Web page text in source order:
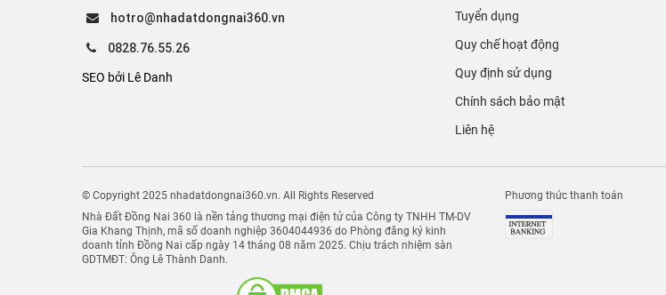
hotro@nhadatdongnai360.vn
0828.76.55.26
SEO bởi Lê Danh
Tuyển dụng
Quy chế hoạt động
Quy định sử dụng
Chính sách bảo mật
Liên hệ
© Copyright 2025 nhadatdongnai360.vn. All Rights Reserved
Nhà Đất Đồng Nai 360 là nền tảng thương mại điện tử của Công ty TNHH TM-DV
Gia Khang Thịnh, mã số doanh nghiệp 3604044936 do Phòng đăng ký kinh
doanh tỉnh Đồng Nai cấp ngày 14 tháng 08 năm 2025. Chịu trách nhiệm sàn
GDTMĐT: Ông Lê Thành Danh.
Phương thức thanh toán